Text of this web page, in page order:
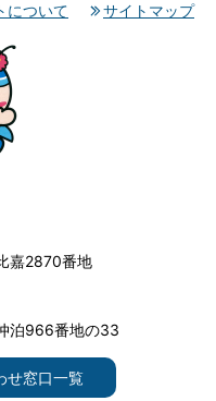
について サイトマップ
嘉2870番地
泊966番地の33
せ窓口一覧